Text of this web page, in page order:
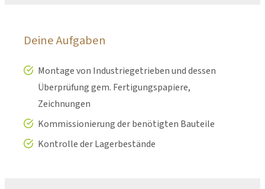
Deine Aufgaben
Montage von Industriegetrieben und dessen
Überprüfung gem. Fertigungspapiere,
Zeichnungen
Kommissionierung der benötigten Bauteile
Kontrolle der Lagerbestände